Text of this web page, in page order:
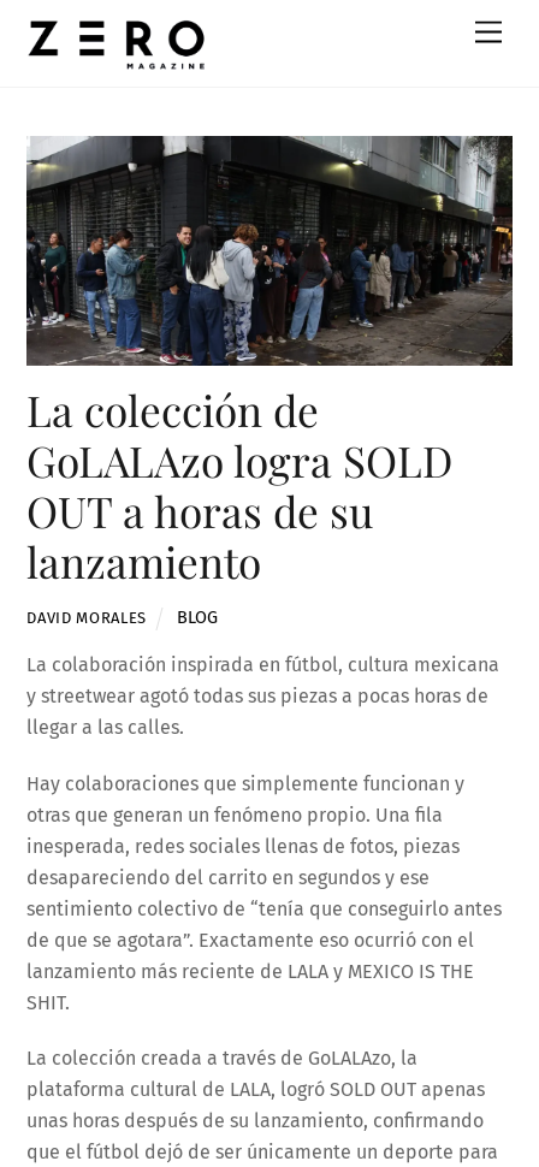
La colección de
GoLALAzo logra SOLD
OUT a horas de su
lanzamiento
DAVID MORALES BLOG
La colaboración inspirada en fútbol, cultura mexicana
y streetwear agotó todas sus piezas a pocas horas de
llegar a las calles.
Hay colaboraciones que simplemente funcionan y
otras que generan un fenómeno propio. Una fila
inesperada, redes sociales llenas de fotos, piezas
desapareciendo del carrito en segundos y ese
sentimiento colectivo de “tenía que conseguirlo antes
de que se agotara”. Exactamente eso ocurrió con el
lanzamiento más reciente de LALA y MEXICO IS THE
SHIT.
La colección creada a través de GoLALAzo, la
plataforma cultural de LALA, logró SOLD OUT apenas
unas horas después de su lanzamiento, confirmando
que el fútbol dejó de ser únicamente un deporte para